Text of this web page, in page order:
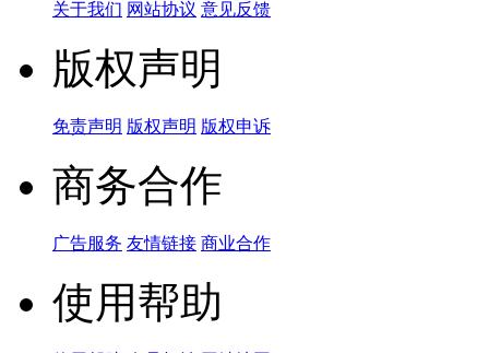
关于我们 网站协议 意见反馈
版权声明
免责声明 版权声明 版权申诉
商务合作
广告服务 友情链接 商业合作
使用帮助